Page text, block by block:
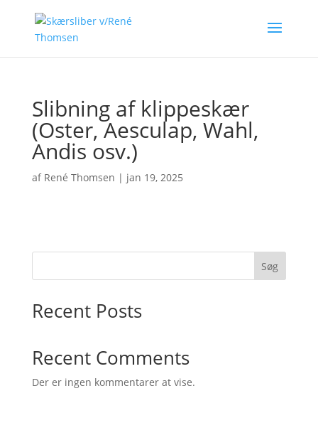
Slibning af klippeskær
(Oster, Aesculap, Wahl,
Andis osv.)
af René Thomsen | jan 19, 2025
Søg
Recent Posts
Recent Comments
Der er ingen kommentarer at vise.